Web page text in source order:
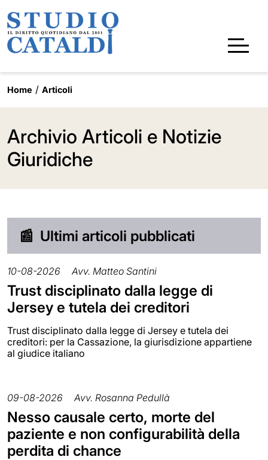
Home Articoli
Archivio Articoli e Notizie
Giuridiche
📰 Ultimi articoli pubblicati
10-08-2026 Avv. Matteo Santini
Trust disciplinato dalla legge di
Jersey e tutela dei creditori
Trust disciplinato dalla legge di Jersey e tutela dei
creditori: per la Cassazione, la giurisdizione appartiene
al giudice italiano
09-08-2026 Avv. Rosanna Pedullà
Nesso causale certo, morte del
paziente e non configurabilità della
perdita di chance